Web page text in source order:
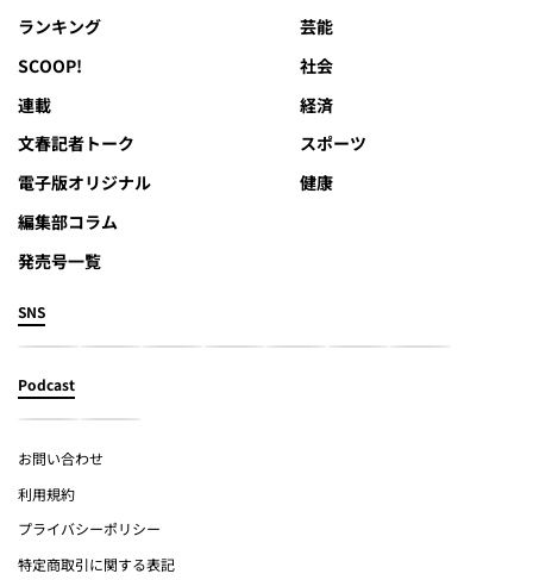
ランキング
SCOOP!
連載
文春記者トーク
電子版オリジナル
編集部コラム
発売号一覧
芸能
社会
経済
スポーツ
健康
SNS
Podcast
お問い合わせ
利用規約
プライバシーポリシー
特定商取引に関する表記